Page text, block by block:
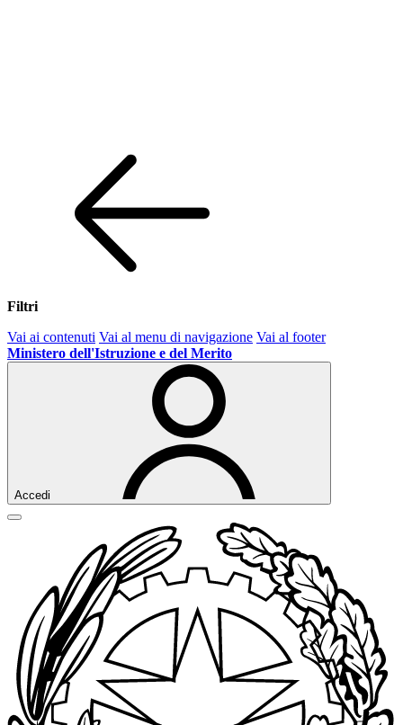
Filtri
Vai ai contenuti Vai al menu di navigazione Vai al footer
Ministero dell'Istruzione e del Merito
Accedi